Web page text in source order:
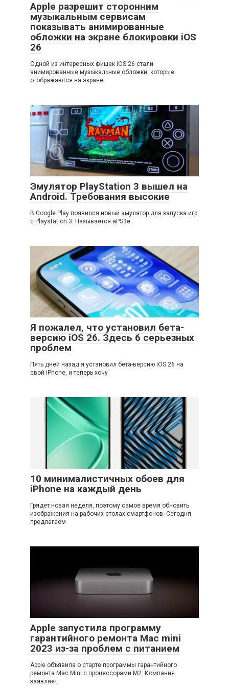
Apple разрешит сторонним
музыкальным сервисам
показывать анимированные
обложки на экране блокировки iOS
26
Одной из интересных фишек iOS 26 стали
анимированные музыкальные обложки, которые
отображаются на экране
Эмулятор PlayStation 3 вышел на
Android. Требования высокие
В Google Play появился новый эмулятор для запуска игр
с Playstation 3. Называется aPS3e.
Я пожалел, что установил бета-
версию iOS 26. Здесь 6 серьезных
проблем
Пять дней назад я установил бета-версию iOS 26 на
свой iPhone, и теперь хочу
10 минималистичных обоев для
iPhone на каждый день
Грядет новая неделя, поэтому самое время обновить
изображения на рабочих столах смартфонов. Сегодня
предлагаем
Apple запустила программу
гарантийного ремонта Mac mini
2023 из-за проблем с питанием
Apple объявила о старте программы гарантийного
ремонта Mac Mini с процессорами M2. Компания
заявляет,